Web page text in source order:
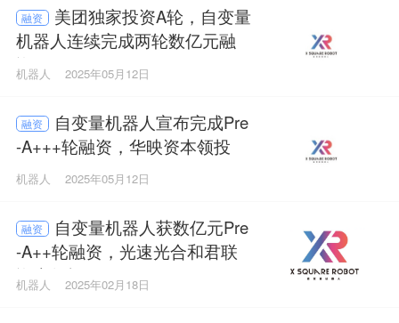
融资
美团独家投资A轮，自变量
机器人连续完成两轮数亿元融
资
机器人 2025年05月12日
融资
自变量机器人宣布完成Pre
-A+++轮融资，华映资本领投
机器人 2025年05月12日
融资
自变量机器人获数亿元Pre
-A++轮融资，光速光合和君联
资本领投
机器人 2025年02月18日